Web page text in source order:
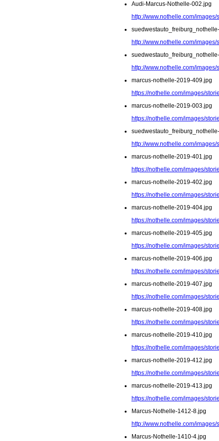
Audi-Marcus-Nothelle-002.jpg
http://www.nothelle.com/
http://www.nothelle.com/
http://www.nothelle.com/
marcus-nothelle-2019-409.jpg
https://nothelle.com/images/
marcus-nothelle-2019-003.jpg
https://nothelle.com/images/
http://www.nothelle.com/
marcus-nothelle-2019-401.jpg
https://nothelle.com/images/
marcus-nothelle-2019-402.jpg
https://nothelle.com/images/
marcus-nothelle-2019-404.jpg
https://nothelle.com/images/
marcus-nothelle-2019-405.jpg
https://nothelle.com/images/
marcus-nothelle-2019-406.jpg
https://nothelle.com/images/
marcus-nothelle-2019-407.jpg
https://nothelle.com/images/
marcus-nothelle-2019-408.jpg
https://nothelle.com/images/
marcus-nothelle-2019-410.jpg
https://nothelle.com/images/
marcus-nothelle-2019-412.jpg
https://nothelle.com/images/
marcus-nothelle-2019-413.jpg
https://nothelle.com/images/
Marcus-Nothelle-1412-8.jpg
http://www.nothelle.com/
Marcus-Nothelle-1410-4.jpg